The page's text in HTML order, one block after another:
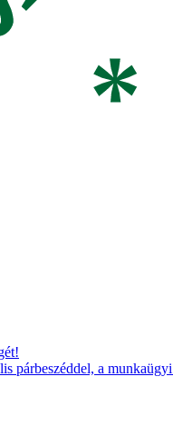
párbeszéddel, a